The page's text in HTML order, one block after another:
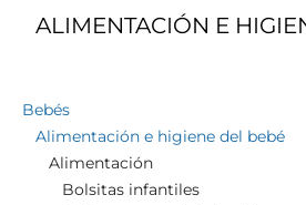
ALIMENTACIÓN E
Bebés
Alimentación e higiene del bebé
Alimentación
Bolsitas infantiles